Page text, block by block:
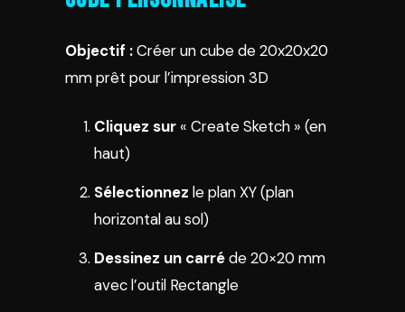
Objectif :Créer un cube de 20x20x20
mm prêt pour l’impression 3D
Cliquez sur « Create Sketch » (en
haut)
Sélectionnez le plan XY (plan
horizontal au sol)
Dessinez un carréde 20×20 mm
avec l’outil Rectangle